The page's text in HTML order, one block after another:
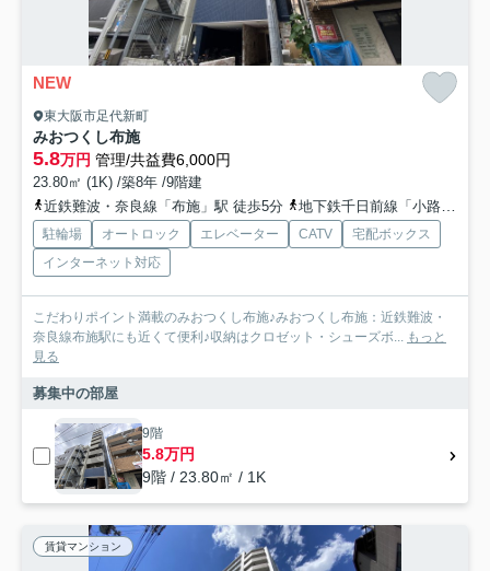
NEW
東大阪市足代新町
みおつくし布施
5.8万円 管理/共益費6,000円
23.80㎡ (1K) /築8年 /9階建
近鉄難波・奈良線「布施」駅 徒歩5分
地下鉄千日前線「小路」駅 徒歩6分
駐輪場 オートロック エレベーター CATV
宅配ボックス
インターネット対応
こだわりポイント満載のみおつくし布施♪みおつくし布施：近鉄難波・
奈良線布施駅にも近くて便利♪収納はクロゼット・シューズボ... もっと
見る
募集中の部屋
9階
5.8万円
9階 / 23.80㎡ / 1K
賃貸マンション